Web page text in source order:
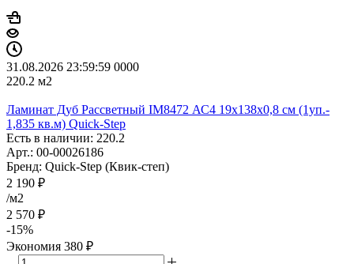
31.08.2026 23:59:59 0000
220.2 м2
Ламинат Дуб Рассветный IM8472 АС4 19х138х0,8 см (1уп.-
1,835 кв.м) Quick-Step
Есть в наличии: 220.2
Арт.: 00-00026186
Бренд: Quick-Step (Квик-степ)
2 190 ₽
/м2
2 570 ₽
-15%
Экономия 380 ₽